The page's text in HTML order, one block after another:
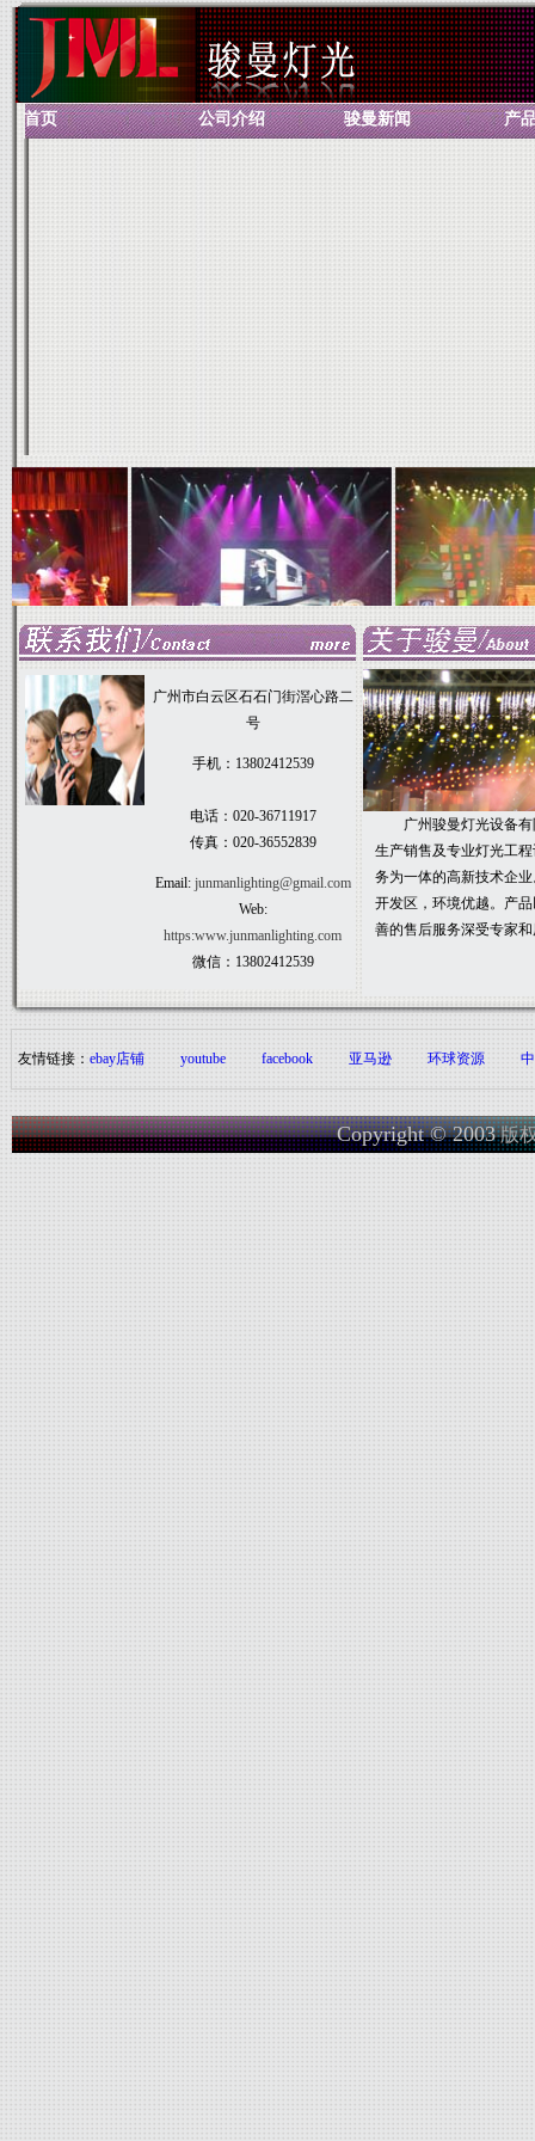
首页 公司介绍 骏曼新闻 产
广州市白云区石石门街滘心路二
号
手机：13802412539
电话：020-36711917
传真：020-36552839
Email: junmanlighting@gmail.com
Web:
https:www.junmanlighting.com
微信：13802412539
广州骏曼灯光设备有
生产销售及专业灯光工
务为一体的高新技术企
开发区，环境优越。产
善的售后服务深受专家
友情链接： ebay店铺 youtube facebook 亚马逊 环球资源
Copyright © 2003版